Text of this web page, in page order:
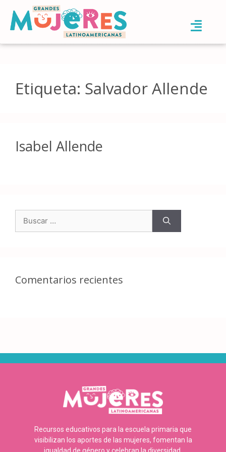
Etiqueta: Salvador Allende
Isabel Allende
Comentarios recientes
Recursos educativos para la escuela primaria que
visibilizan los aportes de las mujeres, fomentan la
igualdad de género y celebran la diversidad.